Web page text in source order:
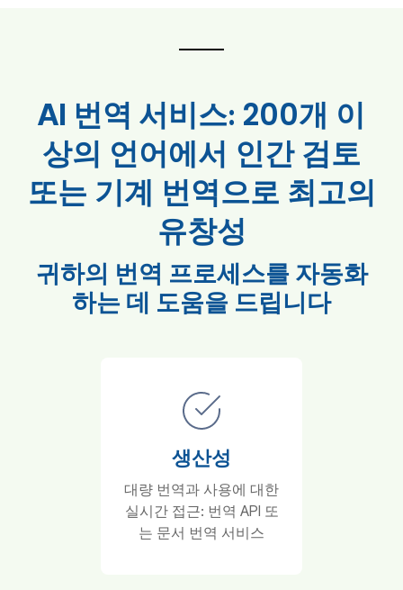
AI 번역 서비스: 200개 이
상의 언어에서 인간 검토
또는 기계 번역으로 최고의
유창성
귀하의 번역 프로세스를 자동화
하는 데 도움을 드립니다
생산성
대량 번역과 사용에 대한
실시간 접근: 번역 API 또
는 문서 번역 서비스